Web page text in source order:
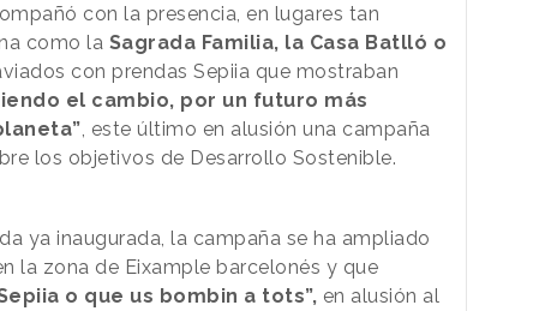
con la presencia, en lugares tan
como la Sagrada Familia, la Casa Batlló o
con prendas Sepiia que mostraban
el cambio, por un futuro más
, este último en alusión una campaña
los objetivos de Desarrollo Sostenible.
ya inaugurada, la campaña se ha ampliado
la zona de Eixample barcelonés y que
o que us bombin a tots”, en alusión al